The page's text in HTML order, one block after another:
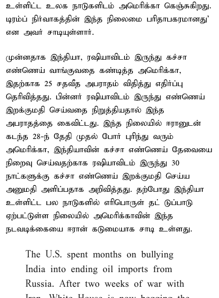
உள்ளிட்ட உலக நாடுகளிடம் அமெரிக்கா கெஞ்சுகிறது.
டிரம்ப் நிர்வாகத்தின் இந்த நிலைமை பரிதாபகரமானது'
என அவர் சாடியுள்ளார்.
முன்னதாக இந்தியா, ரஷியாவிடம் இருந்து கச்சா
எண்ணெய் வாங்குவதை கண்டித்த அமெரிக்கா,
இதற்காக 25 சதவீத அபராதம் விதித்து எதிர்ப்பு
தெரிவித்தது. பின்னர் ரஷியாவிடம் இருந்து எண்ணெய்
இறக்குமதி செய்வதை நிறுத்தியதால் இந்த
அபராதத்தை கைவிட்டது. இந்த நிலையில் ஈரானுடன்
கடந்த 28-ந் தேதி முதல் போர் புரிந்து வரும்
அமெரிக்கா, இந்தியாவின் கச்சா எண்ணெய் தேவையை
நிறைவு செய்வதற்காக ரஷியாவிடம் இருந்து 30
நாட்களுக்கு கச்சா எண்ணெய் இறக்குமதி செய்ய
அனுமதி அளிப்பதாக அறிவித்தது. தற்போது இந்தியா
உள்ளிட்ட பல நாடுகளில் எரிபொருள் தட் டுப்பாடு
ஏற்பட்டுள்ள நிலையில் அமெரிக்காவின் இந்த
நடவடிக்கையை ஈரான் கடுமையாக சாடி உள்ளது.
The U.S. spent months on bullying
India into ending oil imports from
Russia. After two weeks of war with